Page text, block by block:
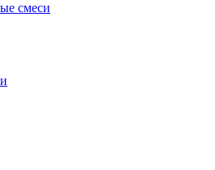
смеси